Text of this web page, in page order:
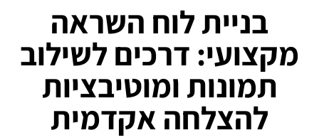
בניית לוח השראה
מקצועי: דרכים לשילוב
תמונות ומוטיבציות
להצלחה אקדמית